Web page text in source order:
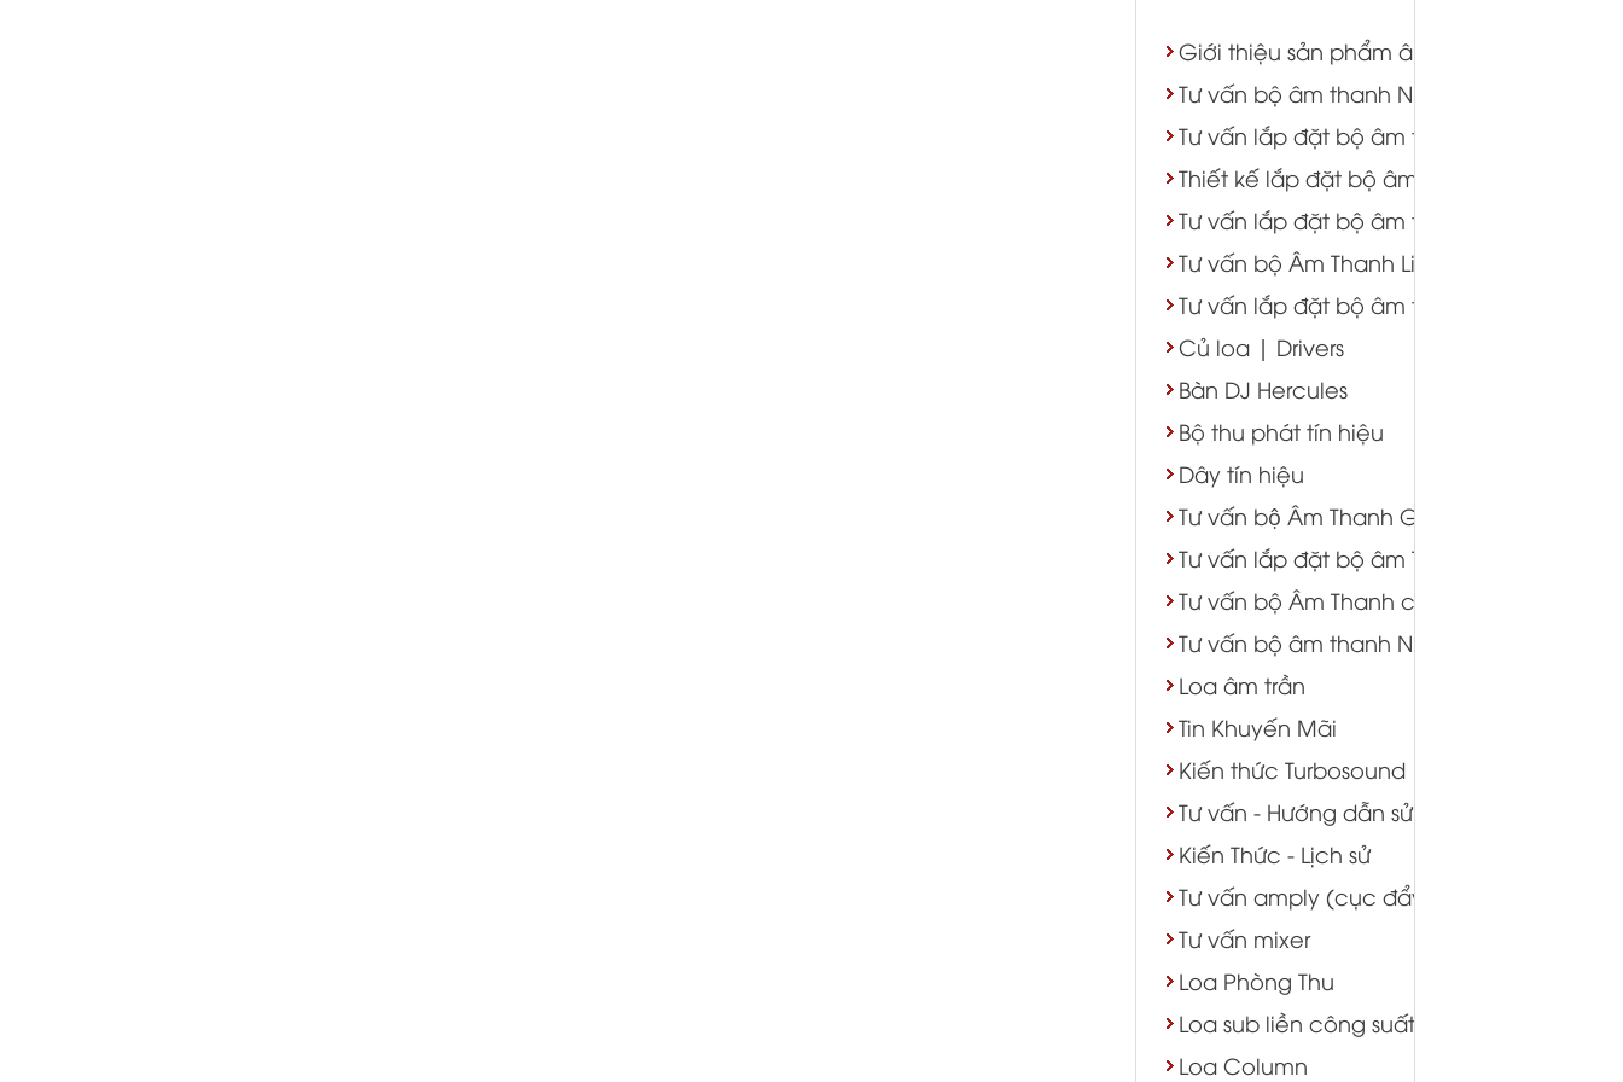
Giới thiệu sản phẩm âm thanh - ánh sáng
Tư vấn bộ âm thanh Nhà Thờ
Tư vấn lắp đặt bộ âm thanh karaoke
Thiết kế lắp đặt bộ âm thanh hội trường
Tư vấn lắp đặt bộ âm thanh nhà hàng
Tư vấn bộ Âm Thanh Live Stream
Tư vấn lắp đặt bộ âm thanh Cafe
Củ loa | Drivers
Bàn DJ Hercules
Bộ thu phát tín hiệu
Dây tín hiệu
Tư vấn bộ Âm Thanh Gym Yoga Bida
Tư vấn lắp đặt bộ âm Thanh lớp học
Tư vấn bộ Âm Thanh cửa hàng shop TTTM
Tư vấn bộ âm thanh Nhà Chùa
Loa âm trần
Tin Khuyến Mãi
Kiến thức Turbosound
Tư vấn - Hướng dẫn sử dụng
Kiến Thức - Lịch sử
Tư vấn amply (cục đẩy)
Tư vấn mixer
Loa Phòng Thu
Loa sub liền công suất
Loa Column